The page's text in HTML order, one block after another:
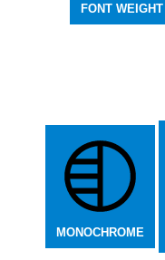
FONT WEIGHT
MONOCHROME